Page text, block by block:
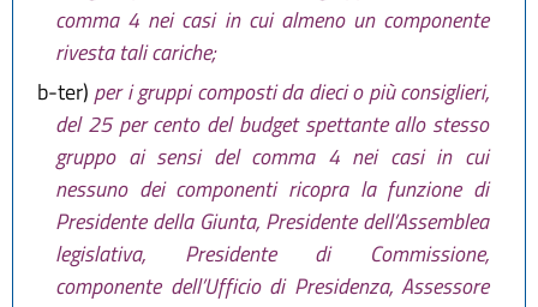
comma 4 nei casi in cui almeno un componente
rivesta tali cariche;
b-ter) per i gruppi composti da dieci o più consiglieri,
del 25 per cento del budget spettante allo stesso
gruppo ai sensi del comma 4 nei casi in cui
nessuno dei componenti ricopra la funzione di
Presidente della Giunta, Presidente dell’Assemblea
legislativa, Presidente di Commissione,
componente dell’Ufficio di Presidenza, Assessore